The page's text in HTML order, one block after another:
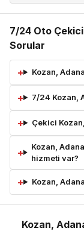
7/24 Oto
Sorular
Kozan,
7/24 Kozan,
Çekici
Kozan,
hizmeti var?
Kozan,
Kozan,